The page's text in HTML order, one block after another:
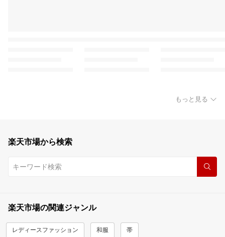
もっと見る
楽天市場から検索
楽天市場の関連ジャンル
レディースファッション 和服 帯